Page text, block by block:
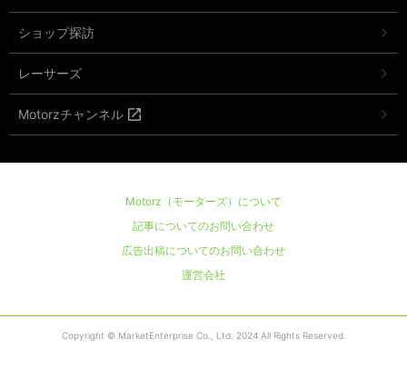
ショップ探訪
レーサーズ
Motorzチャンネル
Motorz（モーターズ）について
記事についてのお問い合わせ
広告出稿についてのお問い合わせ
運営会社
Copyright © MarketEnterprise Co., Ltd. 2024 All Rights Reserved.